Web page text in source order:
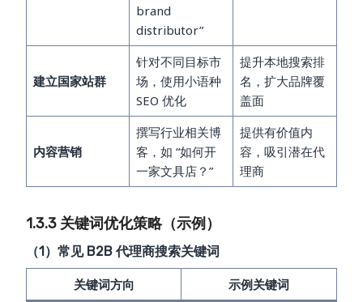
brand
distributor”
建立国家站群
针对不同目标市
场，使用小语种
SEO 优化
提升本地搜索排
名，扩大品牌覆
盖面
内容营销
撰写行业相关博
客，如 “如何开
一家文具店？”
提供有价值内
容，吸引潜在代
理商
1.3.3 关键词优化策略（示例）
（1）常见 B2B 代理商搜索关键词
关键词方向 示例关键词